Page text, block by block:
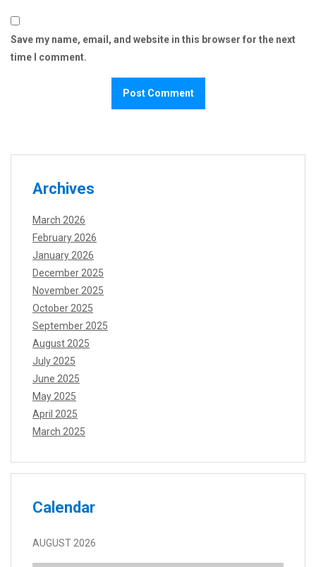
Save my name, email, and website in this browser for the next
time I comment.
Archives
March 2026
February 2026
January 2026
December 2025
November 2025
October 2025
September 2025
August 2025
July 2025
June 2025
May 2025
April 2025
March 2025
Calendar
AUGUST 2026